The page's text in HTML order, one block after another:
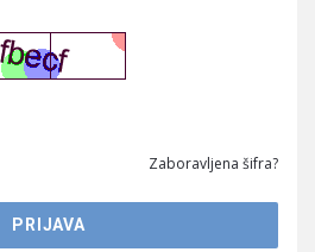
Zaboravljena šifra?